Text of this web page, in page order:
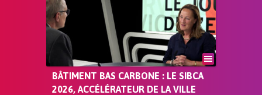
BÂTIMENT BAS CARBONE : LE SIBCA
2026, ACCÉLÉRATEUR DE LA VILLE